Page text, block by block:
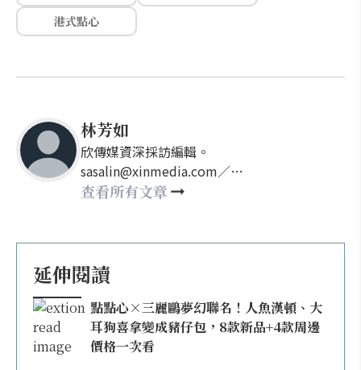
港式點心
林芳如
欣傳媒資深採訪編輯。
sasalin@xinmedia.com／
happy21917@gmail.com
查看所有文章
延伸閱讀
點點心×三麗鷗夢幻聯名！人魚漢頓、大
耳狗喜拿變成豬仔包，8款新品+4款周邊
價格一次看